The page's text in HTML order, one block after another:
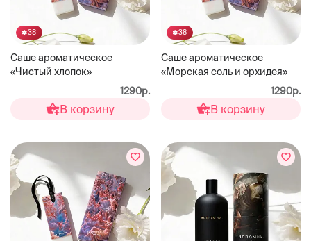
38
Саше ароматическое
«Чистый хлопок»
1290р.
В корзину
38
Саше ароматическое
«Морская соль и орхидея»
1290р.
В корзину